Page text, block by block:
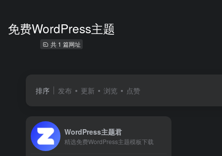
免费WordPress主题
共 1 篇网址
排序 发布 更新 浏览 点赞
WordPress主题君
精选免费WordPress主题模板下载